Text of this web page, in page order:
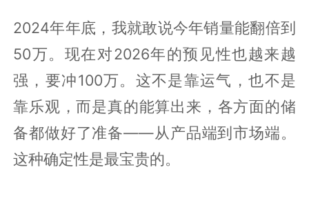
2024年年底，我就敢说今年销量能翻倍到
50万。现在对2026年的预见性也越来越
强，要冲100万。这不是靠运气，也不是
靠乐观，而是真的能算出来，各方面的储
备都做好了准备——从产品端到市场端。
这种确定性是最宝贵的。